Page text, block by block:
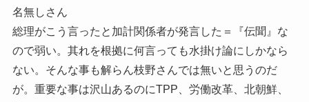
名無しさん
総理がこう言ったと加計関係者が発言した＝『伝聞』な
ので弱い。其れを根拠に何言っても水掛け論にしかなら
ない。そんな事も解らん枝野さんでは無いと思うのだ
が。重要な事は沢山あるのにTPP、労働改革、北朝鮮、